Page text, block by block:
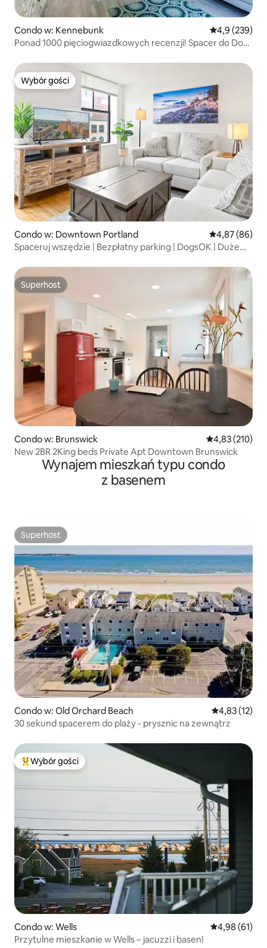
Condo w: Kennebunk Średnia
4,9 (239)
Ponad 1000 pięciogwiazdkowych recenzji! Spacer do Dock
Wybór gości
Wybór gości
Condo w: Downtown Portland Średnia
4,87 (86)
Spaceruj wszędzie | Bezpłatny parking | DogsOK | Duże
Superhost
Superhost
Condo w: Brunswick Średnia
4,83 (210)
New 2BR 2King beds Private Apt Downtown Brunswick
Wynajem mieszkań typu condo
z basenem
Superhost
Superhost
Condo w: Old Orchard Beach Średnia
4,83 (12)
30 sekund spacerem do plaży - prysznic na zewnątrz
Najpopularniejsze z kategorii Wybór gości
Wybór gości
Condo w: Wells Średnia
4,98 (61)
Przytulne mieszkanie w Wells – jacuzzi i basen!